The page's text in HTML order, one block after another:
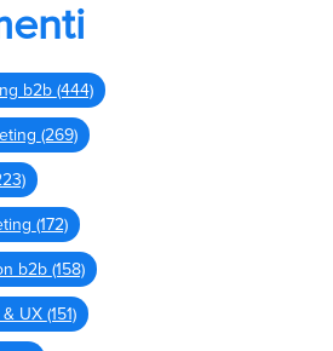
b2b (444)
(269)
(172)
b2b (158)
UX (151)